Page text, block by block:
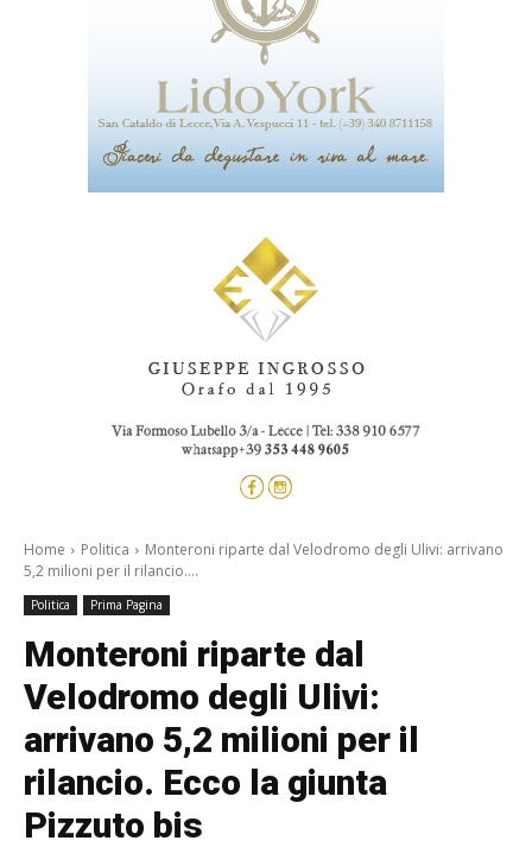
Home Politica
Monteroni riparte dal Velodromo degli Ulivi: arrivano
5,2 milioni per il rilancio....
Politica Prima Pagina
Monteroni riparte dal
Velodromo degli Ulivi:
arrivano 5,2 milioni per il
rilancio. Ecco la giunta
Pizzuto bis